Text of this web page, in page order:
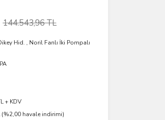
144.543,96 TL
Hid. , Noril Fanlı İki Pompalı
+ KDV
(%2,00 havale indirimi)